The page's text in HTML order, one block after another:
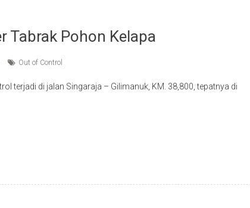
Tabrak Pohon Kelapa
Out of Control
terjadi di jalan Singaraja – Gilimanuk, KM. 38,800, tepatnya di